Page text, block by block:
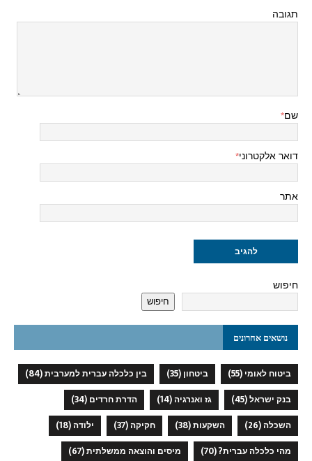
תגובה
שם*
דואר אלקטרוני*
אתר
חיפוש
חיפוש
נושאים אחרונים
ביטוח לאומי (55) ביטחון (35) בין כלכלה עברית למערבית(84)
בנק ישראל(45) גז ואנרגיה(14) הדרת חרדים (34)
השכלה(26) השקעות(38) חקיקה(37) ילודה(18)
מהי כלכלה עברית?(70) מיסים והוצאה ממשלתית(67)